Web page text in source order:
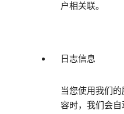
户相关联。
日志信息
当您使用我们
容时，我们会自